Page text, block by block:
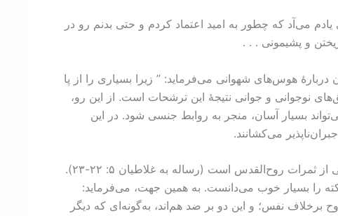
می‌آد که چطور به امید اعتماد کردم و حتی بدنم رو در
و پشیمونی . . .
هوس‌های شهوانی می‌فرماید: ” زیرا بسیاری را از پا
زیاد است. حتی عشق‌های نوجوانی و جوانی نتیجۀ این ترشحات است. از این رو،
بسیار آسان، منجر به روابط جنسی شود. در این
می‌کشانند.
توصیۀ کتاب‌مقدس به مسیحیان، به‌ویژه به نوجوانان و جوانان، این است که خویشتنداری پیشه کنند. خویشتنداری نیز یکی از ثمرات روح‌القدس است (رساله به غلاطیان ۵: ‏۲۲-‏‏۲۳).
را بسیار خوب می‌دانست. به همین جهت، می‌فرماید:
برخلاف نفس؛ و این دو بر ضد هم‌اند، به‌گونه‌ای که دیگر